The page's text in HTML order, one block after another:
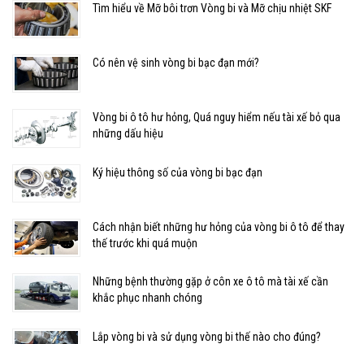
Tìm hiểu về Mỡ bôi trơn Vòng bi và Mỡ chịu nhiệt SKF
Có nên vệ sinh vòng bi bạc đạn mới?
Vòng bi ô tô hư hỏng, Quá nguy hiểm nếu tài xế bỏ qua
những dấu hiệu
Ký hiệu thông số của vòng bi bạc đạn
Cách nhận biết những hư hỏng của vòng bi ô tô để thay
thế trước khi quá muộn
Những bệnh thường gặp ở côn xe ô tô mà tài xế cần
khắc phục nhanh chóng
Lắp vòng bi và sử dụng vòng bi thế nào cho đúng?